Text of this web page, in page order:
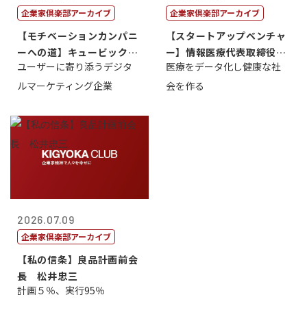
企業家倶楽部アーカイブ
【モチベーションカンパニ
ーへの道】キュービック代
表取締役CE...
ユーザーに寄り添うデジタ
ルマーケティング企業
企業家倶楽部アーカイブ
【スタートアップベンチャ
ー】情報医療代表取締役
原 聖吾
医療をデータ化し健康な社
会を作る
2026.07.09
企業家倶楽部アーカイブ
【私の信条】良品計画前会
長 松井忠三
計画５％、実行95％